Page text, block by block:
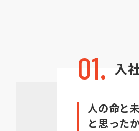
01. 入
人の命と
と思ったか